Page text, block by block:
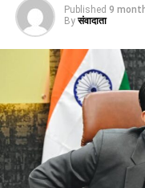
Published 9
By संवादाता